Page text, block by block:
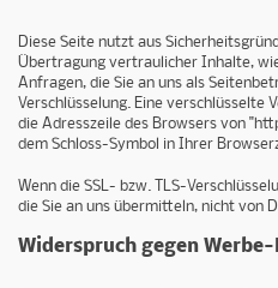
Diese Seite nutzt aus
Übertragung vertraulicher Inhalte,
Anfragen, die Sie an uns als
Verschlüsselung. Eine verschlüsselte
die Adresszeile des Browsers von
dem Schloss-Symbol in Ihrer
Wenn die SSL- bzw. TLS-
die Sie an uns übermitteln, nicht von
Widerspruch gegen